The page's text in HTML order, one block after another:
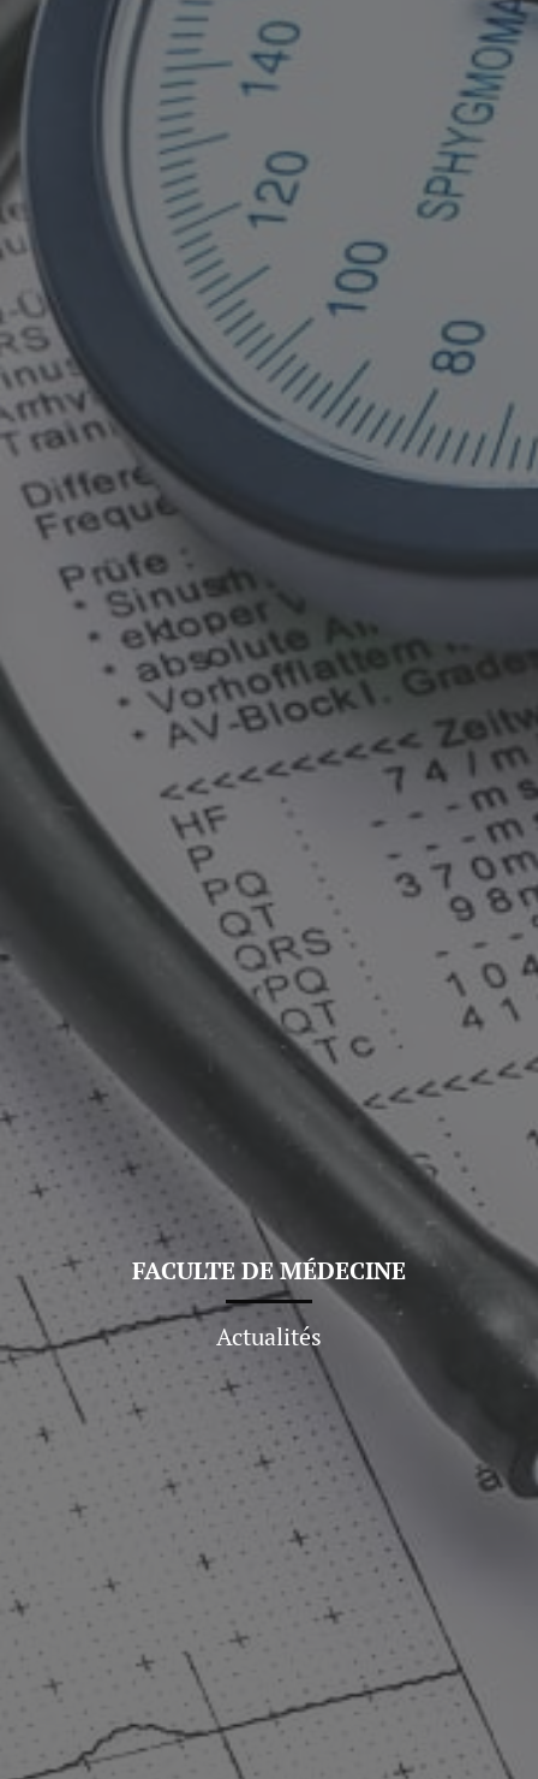
FACULTE DEMÉDECINE
Actualités